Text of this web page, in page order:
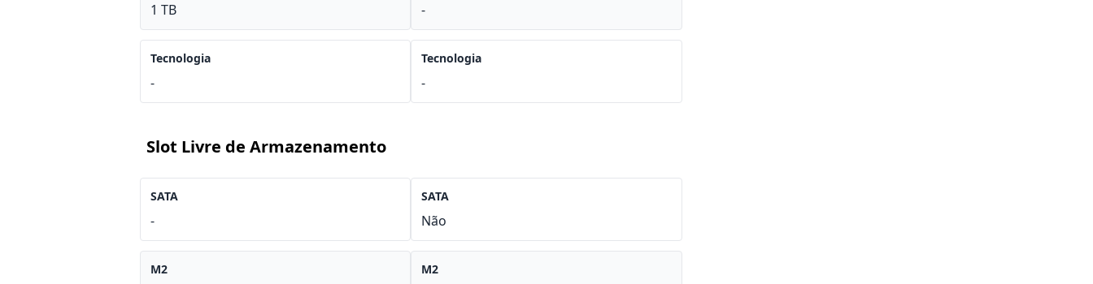
1 TB
Tecnologia
-
-
Tecnologia
-
Slot Livre de Armazenamento
SATA
-
M2
SATA
Não
M2